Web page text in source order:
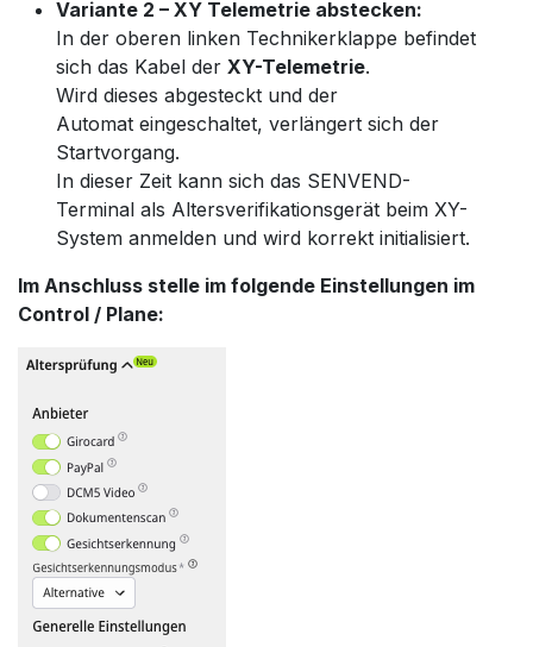
Variante 2 – XY Telemetrie abstecken:
In der oberen linken Technikerklappe befindet
sich das Kabel der XY-Telemetrie.
Wird dieses abgesteckt und der
Automat eingeschaltet, verlängert sich der
Startvorgang.
In dieser Zeit kann sich das SENVEND-
Terminal als Altersverifikationsgerät beim XY-
System anmelden und wird korrekt initialisiert.
Im Anschluss stelle im folgende Einstellungen im
Control / Plane: